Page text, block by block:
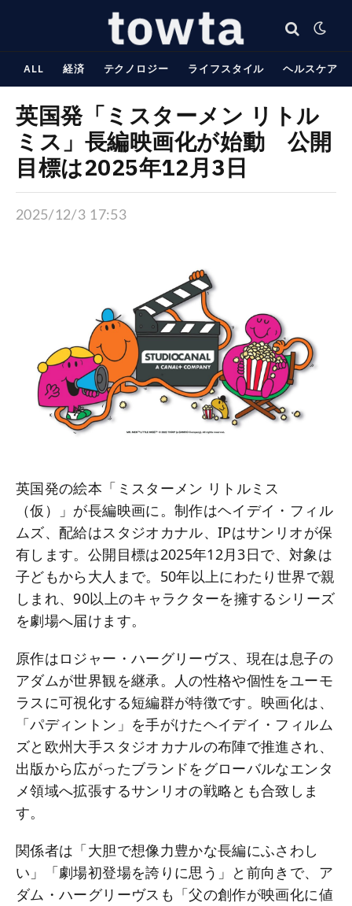
ALL 経済 テクノロジー ライフスタイル ヘルスケア
英国発「ミスターメン リトル
ミス」長編映画化が始動 公開
目標は2025年12月3日
2025/12/3 17:53
英国発の絵本「ミスターメン リトルミス
（仮）」が長編映画に。制作はヘイデイ・フィル
ムズ、配給はスタジオカナル、IPはサンリオが保
有します。公開目標は2025年12月3日で、対象は
子どもから大人まで。50年以上にわたり世界で親
しまれ、90以上のキャラクターを擁するシリーズ
を劇場へ届けます。
原作はロジャー・ハーグリーヴス、現在は息子の
アダムが世界観を継承。人の性格や個性をユーモ
ラスに可視化する短編群が特徴です。映画化は、
「パディントン」を手がけたヘイデイ・フィルム
ズと欧州大手スタジオカナルの布陣で推進され、
出版から広がったブランドをグローバルなエンタ
メ領域へ拡張するサンリオの戦略とも合致しま
す。
関係者は「大胆で想像力豊かな長編にふさわし
い」「劇場初登場を誇りに思う」と前向きで、ア
ダム・ハーグリーヴスも「父の創作が映画化に値